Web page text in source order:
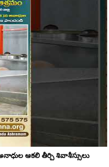
ఆకలి తీర్చి శివాశీస్సులు